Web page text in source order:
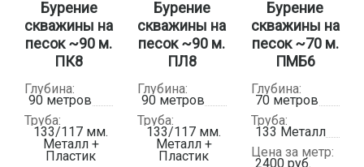
Бурение
скважины на
песок ~90 м.
ПК8
Глубина:
90 метров
Труба:
133/117 мм.
Металл +
Пластик
Бурение
скважины на
песок ~90 м.
ПЛ8
Глубина:
90 метров
Труба:
133/117 мм.
Металл +
Пластик
Бурение
скважины на
песок ~70 м.
ПМБ6
Глубина:
70 метров
Труба:
133 Металл
Цена за метр:
2400 руб.